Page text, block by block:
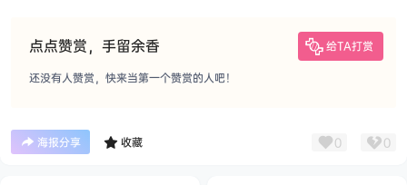
点点赞赏，手留余香 给TA打赏
还没有人赞赏，快来当第一个赞赏的人吧！
海报分享 收藏 0 0